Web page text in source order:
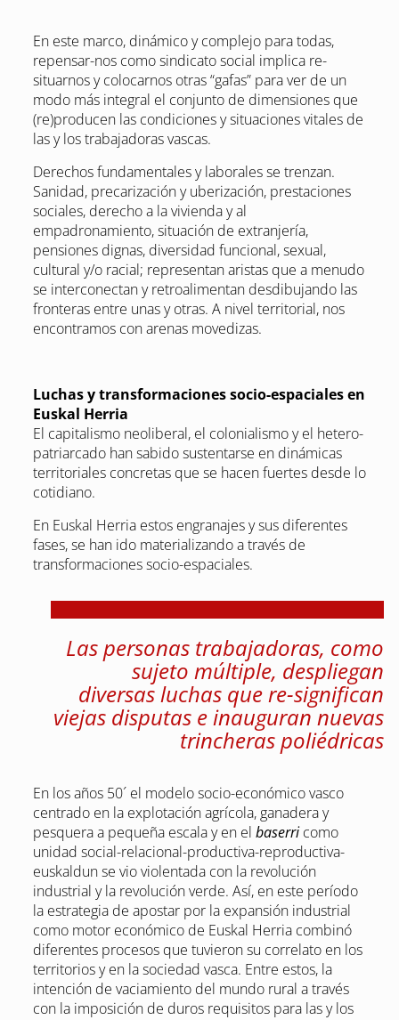
En este marco, dinámico y complejo para todas,
repensar-nos como sindicato social implica re-
situarnos y colocarnos otras “gafas” para ver de un
modo más integral el conjunto de dimensiones que
(re)producen las condiciones y situaciones vitales de
las y los trabajadoras vascas.
Derechos fundamentales y laborales se trenzan.
Sanidad, precarización y uberización, prestaciones
sociales, derecho a la vivienda y al
empadronamiento, situación de extranjería,
pensiones dignas, diversidad funcional, sexual,
cultural y/o racial; representan aristas que a menudo
se interconectan y retroalimentan desdibujando las
fronteras entre unas y otras. A nivel territorial, nos
encontramos con arenas movedizas.
Luchas y transformaciones socio-espaciales en
Euskal Herria
El capitalismo neoliberal, el colonialismo y el hetero-
patriarcado han sabido sustentarse en dinámicas
territoriales concretas que se hacen fuertes desde lo
cotidiano.
En Euskal Herria estos engranajes y sus diferentes
fases, se han ido materializando a través de
transformaciones socio-espaciales.
Las personas trabajadoras, como
sujeto múltiple, despliegan
diversas luchas que re-significan
viejas disputas e inauguran nuevas
trincheras poliédricas
En los años 50´ el modelo socio-económico vasco
centrado en la explotación agrícola, ganadera y
pesquera a pequeña escala y en el baserricomo
unidad social-relacional-productiva-reproductiva-
euskaldun se vio violentada con la revolución
industrial y la revolución verde. Así, en este período
la estrategia de apostar por la expansión industrial
como motor económico de Euskal Herria combinó
diferentes procesos que tuvieron su correlato en los
territorios y en la sociedad vasca. Entre estos, la
intención de vaciamiento del mundo rural a través
con la imposición de duros requisitos para las y los